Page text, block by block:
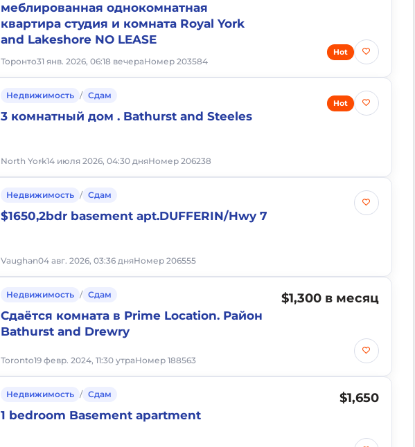
меблированная однокомнатная
квартира студия и комната Royal York
and Lakeshore NO LEASE
Торонто31 янв. 2026, 06:18 вечераНомер 203584
Hot
Недвижимость / Сдам
3 комнатный дом . Bathurst and Steeles
North York14 июля 2026, 04:30 дняНомер 206238
Hot
Недвижимость / Сдам
$1650,2bdr basement apt.DUFFERIN/Hwy 7
Vaughan04 авг. 2026, 03:36 дняНомер 206555
Недвижимость / Сдам
Сдаётся комната в Prime Location. Район
Bathurst and Drewry
Toronto19 февр. 2024, 11:30 утраНомер 188563
$1,300 в месяц
Недвижимость / Сдам
1 bedroom Basement apartment
$1,650